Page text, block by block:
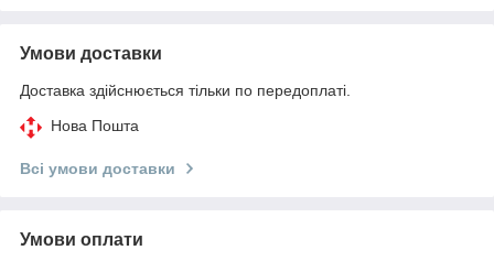
Умови доставки
Доставка здійснюється тільки по передоплаті.
Нова Пошта
Всі умови доставки
Умови оплати